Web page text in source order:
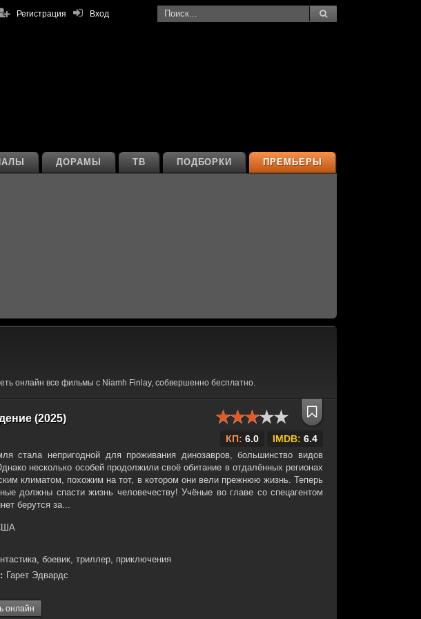
Вход
Регистрация
ПРЕМЬЕРЫ
ПОДБОРКИ
ТВ
ДОРАМЫ
онлайн все фильмы с Niamh Finlay, собвершенно бесплатно.
(2025)
КП: 6.0 IMDB: 6.4
стала непригодной для проживания динозавров, большинство видов
несколько особей продолжили своё обитание в отдалённых регионах
климатом, похожим на тот, в котором они вели прежнюю жизнь. Теперь
должны спасти жизнь человечеству! Учёные во главе со спецагентом
берутся за...
боевик, триллер, приключения
Гарет Эдвардс
онлайн